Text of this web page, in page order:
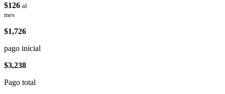
$126 al
mes
$1,726
pago inicial
$3,238
Pago total